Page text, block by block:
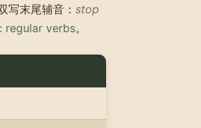
写末尾辅音： stop
regular verbs。